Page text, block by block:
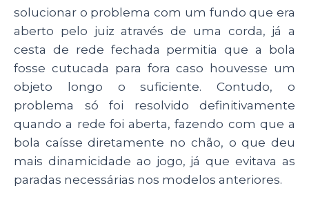
solucionar o problema com um fundo que era
aberto pelo juiz através de uma corda, já a
cesta de rede fechada permitia que a bola
fosse cutucada para fora caso houvesse um
objeto longo o suficiente. Contudo, o
problema só foi resolvido definitivamente
quando a rede foi aberta, fazendo com que a
bola caísse diretamente no chão, o que deu
mais dinamicidade ao jogo, já que evitava as
paradas necessárias nos modelos anteriores.